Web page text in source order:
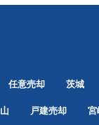
任意売却 茨城
戸建売却 宮